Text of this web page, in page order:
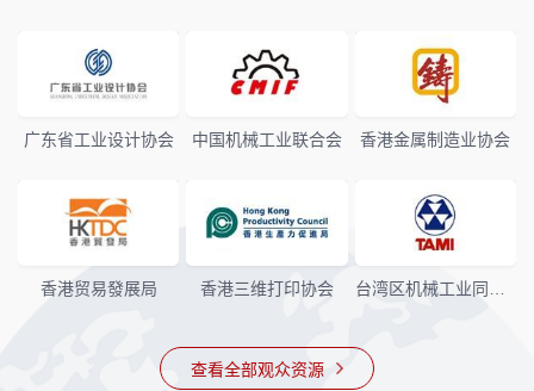
广东省工业设计协会 中国机械工业联合会 香港金属制造业协会
香港贸易發展局 香港三维打印协会
查看全部观众资源